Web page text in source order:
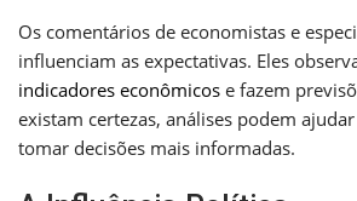
Os comentários de economistas e
influenciam as expectativas. Eles
indicadores econômicos e fazem
existam certezas, análises podem
tomar decisões mais informadas.